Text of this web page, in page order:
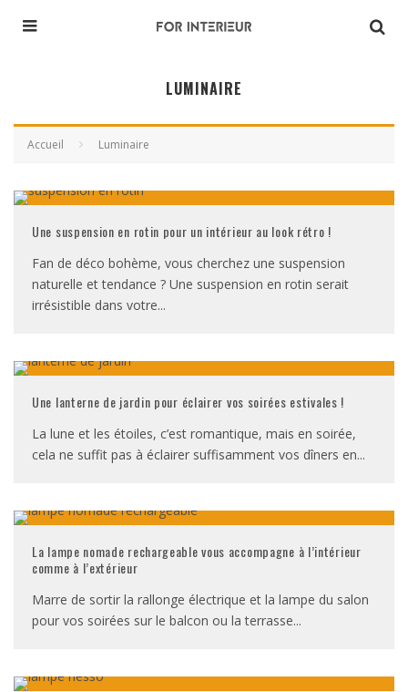
LUMINAIRE
Accueil Luminaire
Une suspension en rotin pour un intérieur au look rétro !
Fan de déco bohème, vous cherchez une suspension
naturelle et tendance ? Une suspension en rotin serait
irrésistible dans votre...
Une lanterne de jardin pour éclairer vos soirées estivales !
La lune et les étoiles, c’est romantique, mais en soirée,
cela ne suffit pas à éclairer suffisamment vos dîners en...
La lampe nomade rechargeable vous accompagne à l’intérieur
comme à l’extérieur
Marre de sortir la rallonge électrique et la lampe du salon
pour vos soirées sur le balcon ou la terrasse...